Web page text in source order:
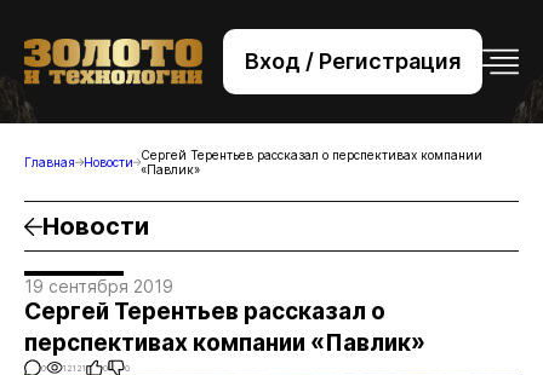
Вход / Регистрация
+7 (495) 221-76-32
bsv@zolteh.ru
Главная Новости
Сергей Терентьев рассказал о перспективах компании
«Павлик»
Новости
19 сентября 2019
Сергей Терентьев рассказал о
перспективах компании «Павлик»
0 12121 0 0